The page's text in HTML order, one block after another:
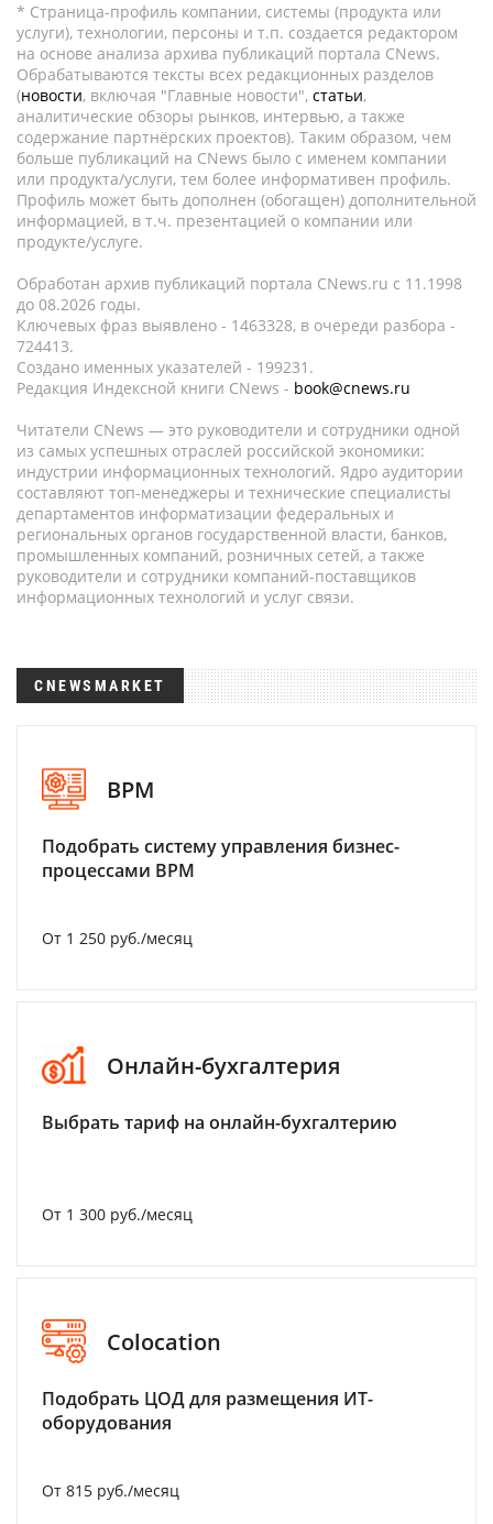
* Страница-профиль компании, системы (продукта или
услуги), технологии, персоны и т.п. создается редактором
на основе анализа архива публикаций портала CNews.
Обрабатываются тексты всех редакционных разделов
(новости, включая "Главные новости", статьи,
аналитические обзоры рынков, интервью, а также
содержание партнёрских проектов). Таким образом, чем
больше публикаций на CNews было с именем компании
или продукта/услуги, тем более информативен профиль.
Профиль может быть дополнен (обогащен) дополнительной
информацией, в т.ч. презентацией о компании или
продукте/услуге.
Обработан архив публикаций портала CNews.ru c 11.1998
до 08.2026 годы.
Ключевых фраз выявлено - 1463328, в очереди разбора -
724413.
Создано именных указателей - 199231.
Редакция Индексной книги CNews - book@cnews.ru
Читатели CNews — это руководители и сотрудники одной
из самых успешных отраслей российской экономики:
индустрии информационных технологий. Ядро аудитории
составляют топ-менеджеры и технические специалисты
департаментов информатизации федеральных и
региональных органов государственной власти, банков,
промышленных компаний, розничных сетей, а также
руководители и сотрудники компаний-поставщиков
информационных технологий и услуг связи.
CNEWSMARKET
BPM
Подобрать систему управления бизнес-
процессами BPM
От 1 250 руб./месяц
Онлайн-бухгалтерия
Выбрать тариф на онлайн-бухгалтерию
От 1 300 руб./месяц
Colocation
Подобрать ЦОД для размещения ИТ-
оборудования
От 815 руб./месяц